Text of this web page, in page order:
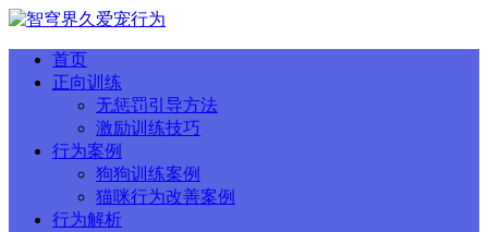
首页
正向训练
无惩罚引导方法
激励训练技巧
行为案例
狗狗训练案例
猫咪行为改善案例
行为解析